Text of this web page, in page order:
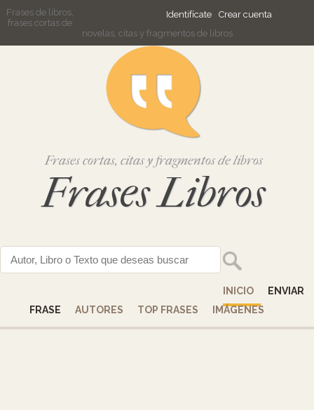
Identifícate Crear cuenta
Frases de libros,
frases cortas de
novelas, citas y fragmentos de libros
Frases cortas, citas y fragmentos de libros
Frases Libros
INICIO
ENVIAR
FRASE
AUTORES TOP FRASES IMÁGENES